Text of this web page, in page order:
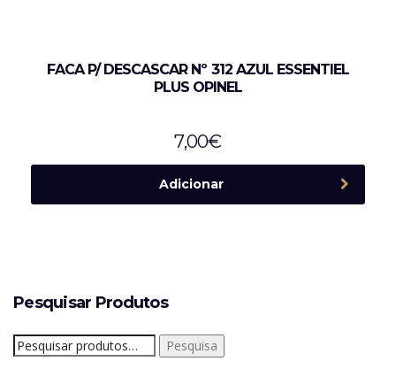
FACA P/ DESCASCAR Nº 312 AZUL ESSENTIEL
PLUS OPINEL
7,00€
Adicionar
Pesquisar Produtos
Pesquisar
por:
Pesquisa